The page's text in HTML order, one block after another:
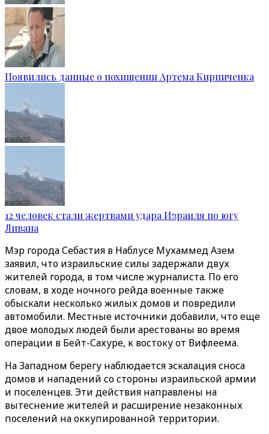
Появились данные о похищении Артема Кирпиченка
12 человек стали жертвами удара Израиля по югу
Ливана
Мэр города Себастия в Наблусе Мухаммед Азем
заявил, что израильские силы задержали двух
жителей города, в том числе журналиста. По его
словам, в ходе ночного рейда военные также
обыскали несколько жилых домов и повредили
автомобили. Местные источники добавили, что еще
двое молодых людей были арестованы во время
операции в Бейт-Сахуре, к востоку от Вифлеема.
На Западном берегу наблюдается эскалация сноса
домов и нападений со стороны израильской армии
и поселенцев. Эти действия направлены на
вытеснение жителей и расширение незаконных
поселений на оккупированной территории.